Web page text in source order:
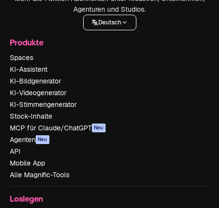
Agenturen und Studios.
Deutsch
Produkte
Spaces
KI-Assistent
KI-Bildgenerator
KI-Videogenerator
KI-Stimmengenerator
Stock-Inhalte
MCP für Claude/ChatGPT Neu
Agenten Neu
API
Mobile App
Alle Magnific-Tools
Loslegen